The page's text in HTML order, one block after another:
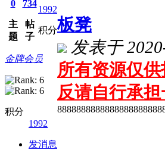
0
主
题
734
帖
子
1992
积分
金牌会员
积分
1992
发消息
板凳
发表于
所有资源仅
反请自行承